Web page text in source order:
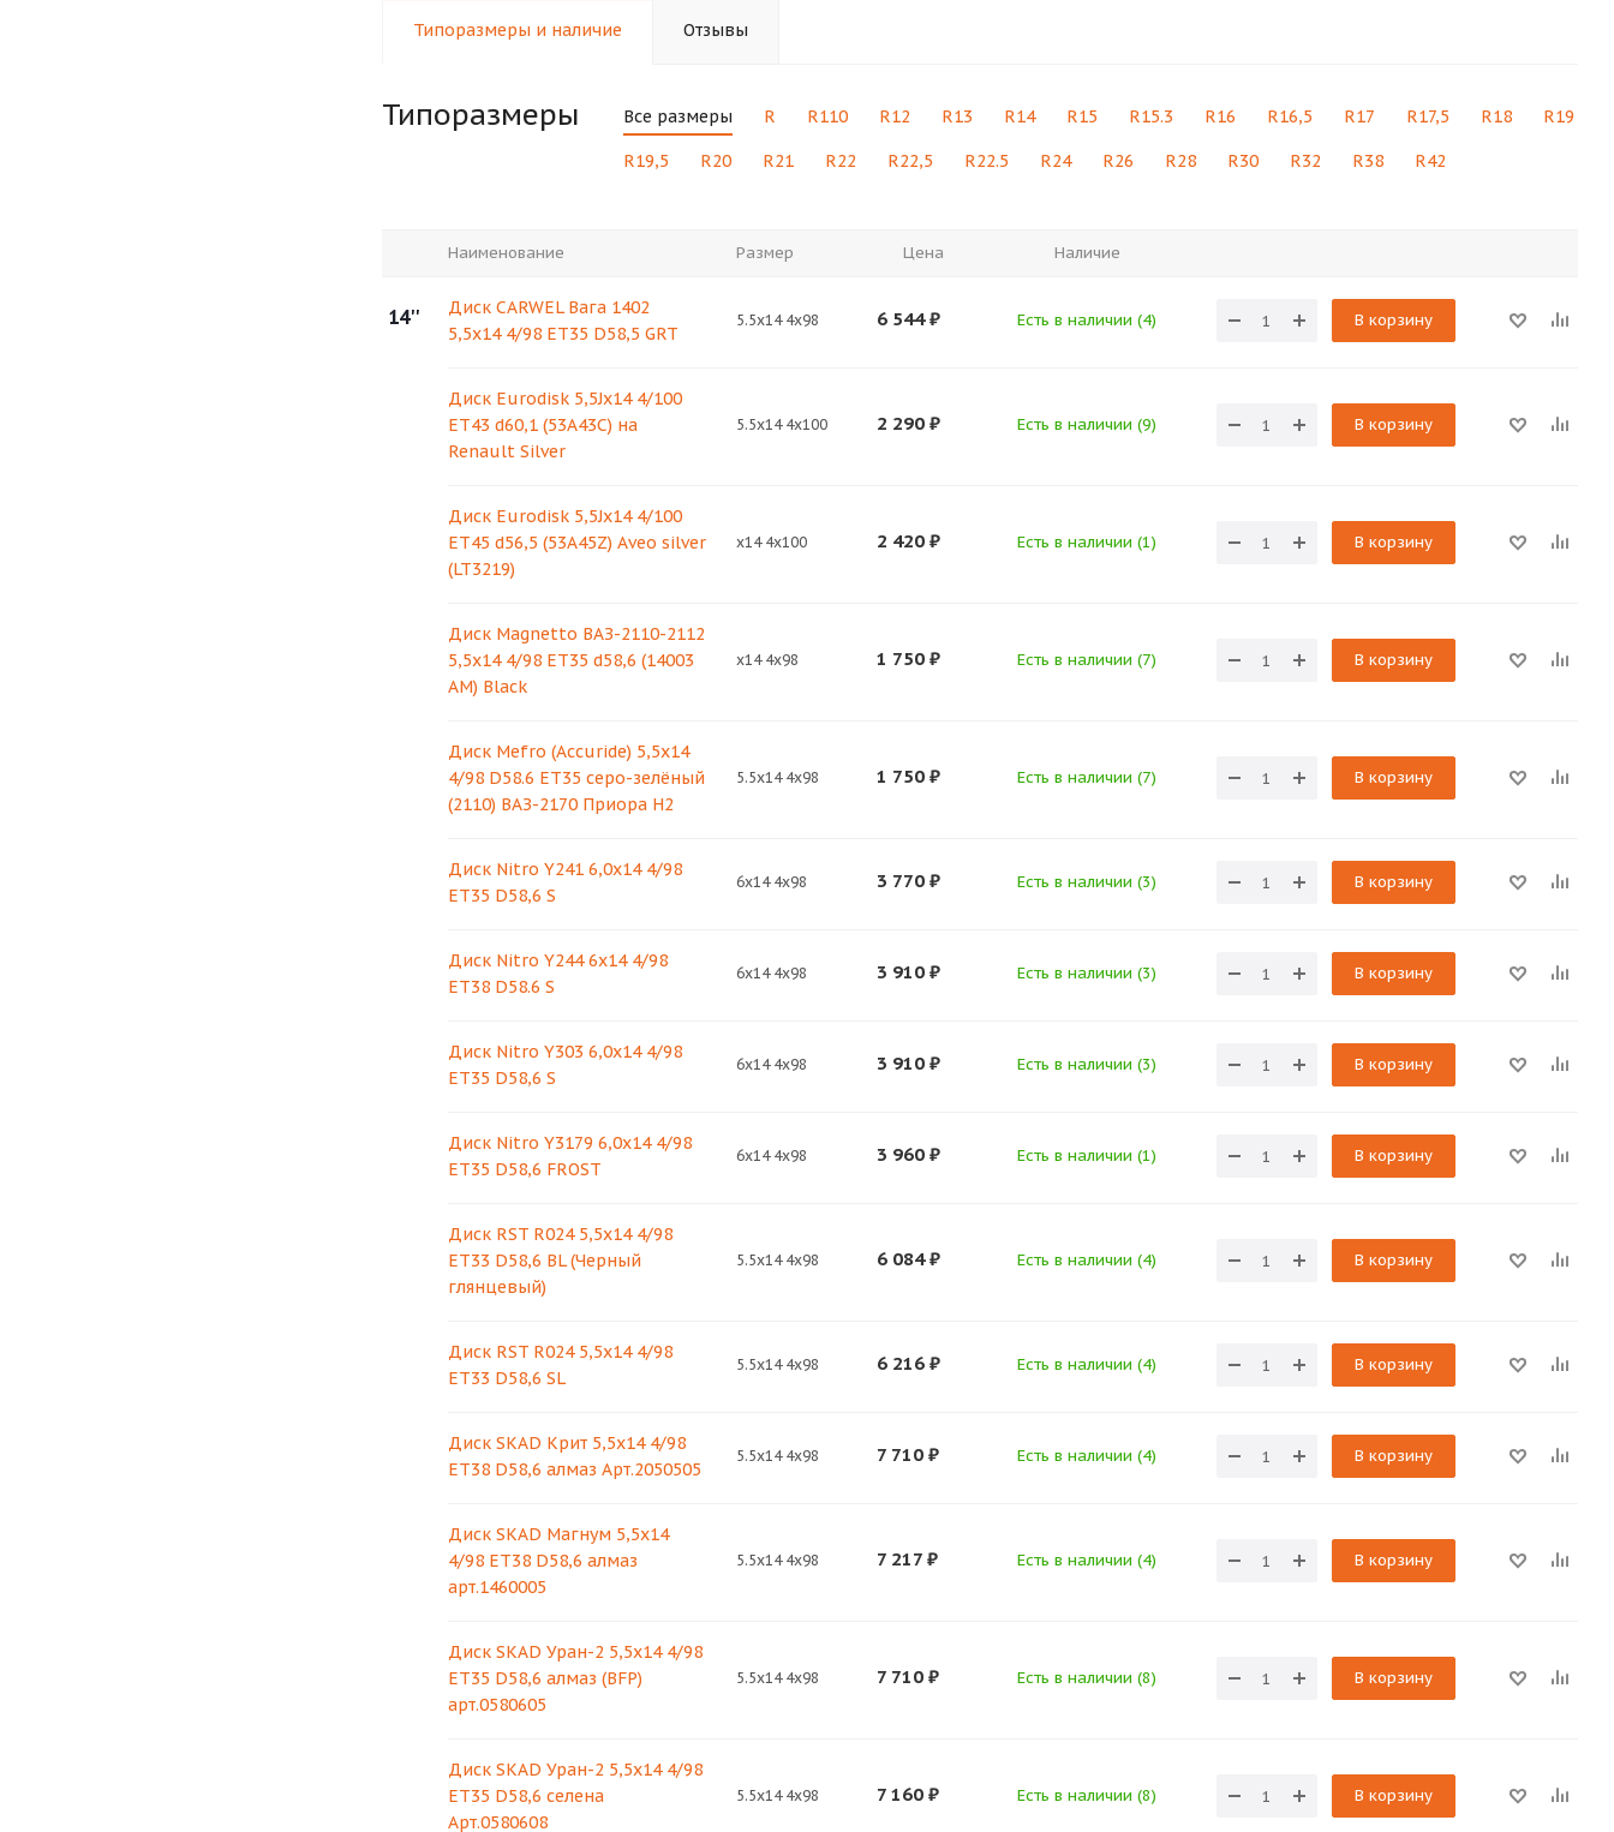
Типоразмеры и наличие Отзывы
Типоразмеры Все размеры R R110 R12 R13 R14 R15 R15.3 R16 R16,5 R17 R17,5 R18 R19
R19,5 R20 R21 R22 R22,5 R22.5 R24 R26 R28 R30 R32 R38 R42
Наименование Размер Цена Наличие
14''
Диск CARWEL Вага 1402
5,5х14 4/98 ET35 D58,5 GRT
5.5x14 4x98 6 544₽ Есть в наличии (4) В корзину
Диск Eurodisk 5,5Jx14 4/100
ET43 d60,1 (53A43C) на
Renault Silver
5.5x14 4x100 2 290 ₽ Есть в наличии (9) В корзину
Диск Eurodisk 5,5Jx14 4/100
ET45 d56,5 (53А45Z) Aveo silver
(LT3219)
x14 4x100 2 420 ₽ Есть в наличии (1) В корзину
Диск Magnetto ВАЗ-2110-2112
5,5х14 4/98 ET35 d58,6 (14003
AM) Black
x14 4x98 1 750 ₽ Есть в наличии (7) В корзину
Диск Mefro (Accuride) 5,5х14
4/98 D58.6 ET35 серо-зелёный
(2110) ВАЗ-2170 Приора Н2
5.5x14 4x98 1 750 ₽ Есть в наличии (7) В корзину
Диск Nitro Y241 6,0x14 4/98
ET35 D58,6 S
6x14 4x98 3 770 ₽ Есть в наличии (3) В корзину
Диск Nitro Y244 6x14 4/98
ET38 D58.6 S
6x14 4x98 3 910 ₽ Есть в наличии (3) В корзину
Диск Nitro Y303 6,0x14 4/98
ET35 D58,6 S
6x14 4x98 3 910 ₽ Есть в наличии (3) В корзину
Диск Nitro Y3179 6,0x14 4/98
ET35 D58,6 FROST
6x14 4x98 3 960 ₽ Есть в наличии (1) В корзину
Диск RST R024 5,5х14 4/98
ET33 D58,6 BL (Черный
глянцевый)
5.5x14 4x98 6 084₽ Есть в наличии (4) В корзину
Диск RST R024 5,5х14 4/98
ET33 D58,6 SL
5.5x14 4x98 6 216 ₽ Есть в наличии (4) В корзину
Диск SKAD Крит 5,5х14 4/98
ET38 D58,6 алмаз Арт.2050505
5.5x14 4x98 7 710 ₽ Есть в наличии (4) В корзину
Диск SKAD Магнум 5,5х14
4/98 ET38 D58,6 алмаз
арт.1460005
5.5x14 4x98 7 217 ₽ Есть в наличии (4) В корзину
Диск SKAD Уран-2 5,5х14 4/98
ET35 D58,6 алмаз (BFP)
арт.0580605
5.5x14 4x98 7 710 ₽ Есть в наличии (8) В корзину
Диск SKAD Уран-2 5,5х14 4/98
ET35 D58,6 селена
Арт.0580608
5.5x14 4x98 7 160 ₽ Есть в наличии (8) В корзину